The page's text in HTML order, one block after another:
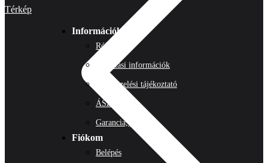
Térkép
Információk
Rólunk
Szállítási információk
Adatkezelési tájékoztató
ÁSZF
Garancia, jótállás
Fiókom
Belépés